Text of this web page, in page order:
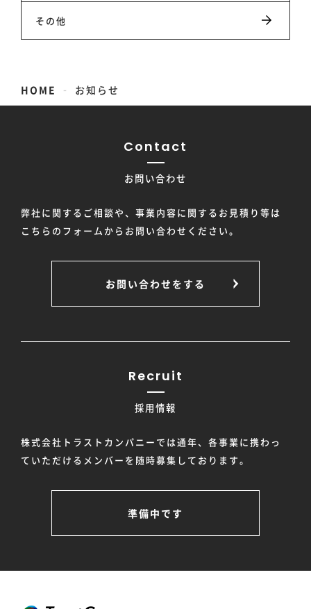
その他
HOME - お知らせ
Contact
お問い合わせ
弊社に関するご相談や、事業内容に関するお見積り等は
こちらのフォームからお問い合わせください。
お問い合わせをする
Recruit
採用情報
株式会社トラストカンパニーでは通年、各事業に携わっ
ていただけるメンバーを随時募集しております。
準備中です